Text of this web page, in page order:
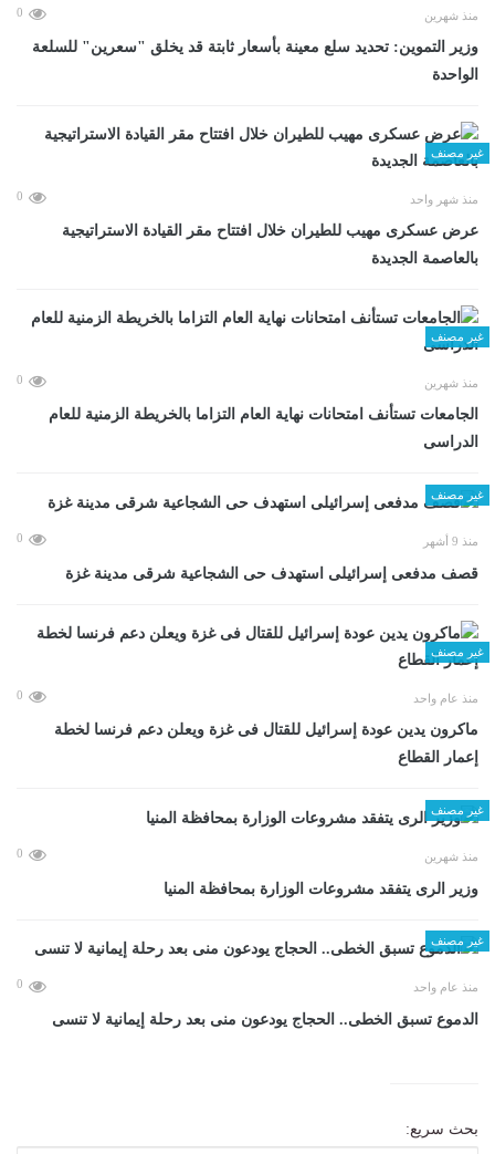
منذ شهرين 0
وزير التموين: تحديد سلع معينة بأسعار ثابتة قد يخلق "سعرين" للسلعة
الواحدة
غير مصنف
منذ شهر واحد 0
عرض عسكرى مهيب للطيران خلال افتتاح مقر القيادة الاستراتيجية
بالعاصمة الجديدة
غير مصنف
منذ شهرين 0
الجامعات تستأنف امتحانات نهاية العام التزاما بالخريطة الزمنية للعام
الدراسى
غير مصنف
منذ 9 أشهر 0
قصف مدفعى إسرائيلى استهدف حى الشجاعية شرقى مدينة غزة
غير مصنف
منذ عام واحد 0
ماكرون يدين عودة إسرائيل للقتال فى غزة ويعلن دعم فرنسا لخطة
إعمار القطاع
غير مصنف
منذ شهرين 0
وزير الرى يتفقد مشروعات الوزارة بمحافظة المنيا
غير مصنف
منذ عام واحد 0
الدموع تسبق الخطى.. الحجاج يودعون منى بعد رحلة إيمانية لا تنسى
بحث سريع: